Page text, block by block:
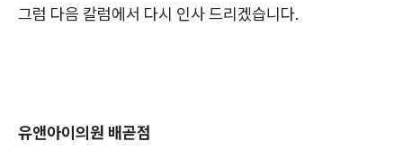
그럼 다음 칼럼에서 다시 인사 드리겠습니다.
유앤아이의원 배곧점